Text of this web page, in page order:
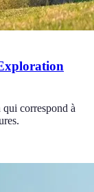
correspond à